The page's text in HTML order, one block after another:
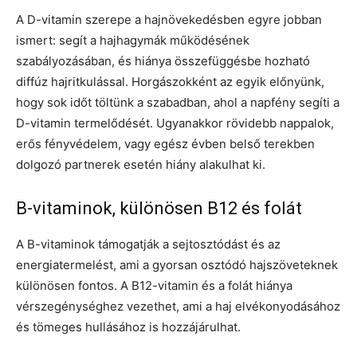
A D-vitamin szerepe a hajnövekedésben egyre jobban
ismert: segít a hajhagymák működésének
szabályozásában, és hiánya összefüggésbe hozható
diffúz hajritkulással. Horgászokként az egyik előnyünk,
hogy sok időt töltünk a szabadban, ahol a napfény segíti a
D-vitamin termelődését. Ugyanakkor rövidebb nappalok,
erős fényvédelem, vagy egész évben belső terekben
dolgozó partnerek esetén hiány alakulhat ki.
B-vitaminok, különösen B12 és folát
A B-vitaminok támogatják a sejtosztódást és az
energiatermelést, ami a gyorsan osztódó hajszöveteknek
különösen fontos. A B12-vitamin és a folát hiánya
vérszegénységhez vezethet, ami a haj elvékonyodásához
és tömeges hullásához is hozzájárulhat.